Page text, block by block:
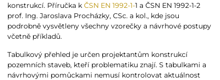
konstrukcí. Příručka k ČSN EN 1992-1-1 a ČSN EN 1992-1-2
prof. Ing. Jaroslava Procházky, CSc. a kol., kde jsou
podrobně vysvětleny všechny vzorečky a návrhové postupy
včetně příkladů.
Tabulkový přehled je určen projektantům konstrukcí
pozemních staveb, kteří problematiku znají. S tabulkami a
návrhovými pomůckami nemusí kontrolovat aktuálnost